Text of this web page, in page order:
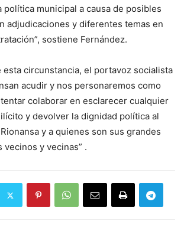
política municipal a causa de posibles
adjudicaciones y diferentes temas en
sostiene Fernández.
esta circunstancia, el portavoz socialista
acudir y nos personaremos como
colaborar en esclarecer cualquier
y devolver la dignidad política al
y a quienes son sus grandes
vecinos y vecinas” .